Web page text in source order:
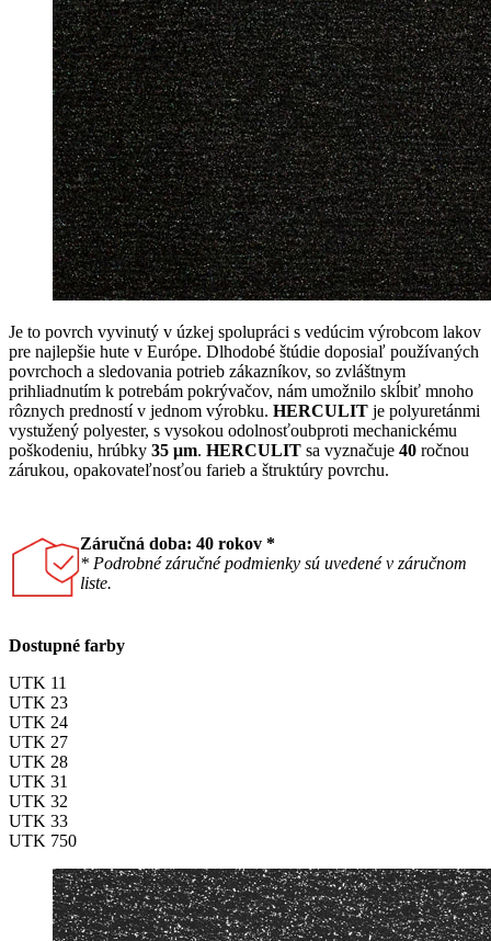
Je to povrch vyvinutý v úzkej spolupráci s vedúcim výrobcom lakov
pre najlepšie hute v Európe. Dlhodobé štúdie doposiaľ používaných
povrchoch a sledovania potrieb zákazníkov, so zvláštnym
prihliadnutím k potrebám pokrývačov, nám umožnilo skĺbiť mnoho
rôznych predností v jednom výrobku. HERCULIT je polyuretánmi
vystužený polyester, s vysokou odolnosťoubproti mechanickému
poškodeniu, hrúbky 35 μm. HERCULIT sa vyznačuje 40 ročnou
zárukou, opakovateľnosťou farieb a štruktúry povrchu.
Záručná doba: 40 rokov *
* Podrobné záručné podmienky sú uvedené v záručnom
liste.
Dostupné farby
UTK 11
UTK 23
UTK 24
UTK 27
UTK 28
UTK 31
UTK 32
UTK 33
UTK 750